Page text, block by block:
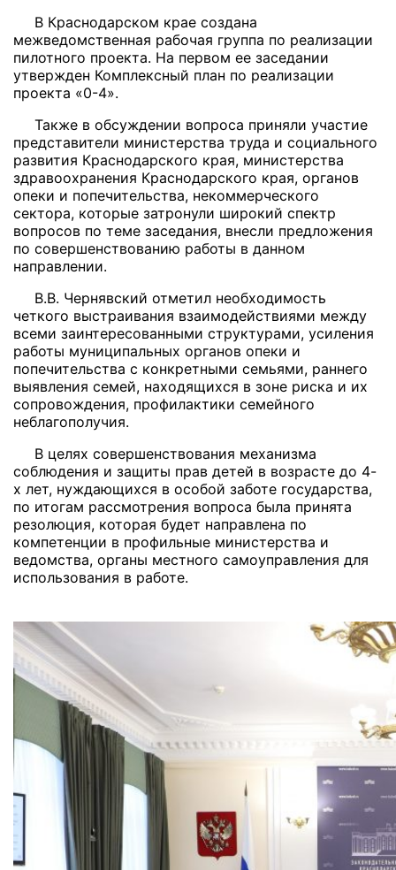
В Краснодарском крае создана
межведомственная рабочая группа по реализации
пилотного проекта. На первом ее заседании
утвержден Комплексный план по реализации
проекта «0-4».
Также в обсуждении вопроса приняли участие
представители министерства труда и социального
развития Краснодарского края, министерства
здравоохранения Краснодарского края, органов
опеки и попечительства, некоммерческого
сектора, которые затронули широкий спектр
вопросов по теме заседания, внесли предложения
по совершенствованию работы в данном
направлении.
В.В. Чернявский отметил необходимость
четкого выстраивания взаимодействиями между
всеми заинтересованными структурами, усиления
работы муниципальных органов опеки и
попечительства с конкретными семьями, раннего
выявления семей, находящихся в зоне риска и их
сопровождения, профилактики семейного
неблагополучия.
В целях совершенствования механизма
соблюдения и защиты прав детей в возрасте до 4-
х лет, нуждающихся в особой заботе государства,
по итогам рассмотрения вопроса была принята
резолюция, которая будет направлена по
компетенции в профильные министерства и
ведомства, органы местного самоуправления для
использования в работе.